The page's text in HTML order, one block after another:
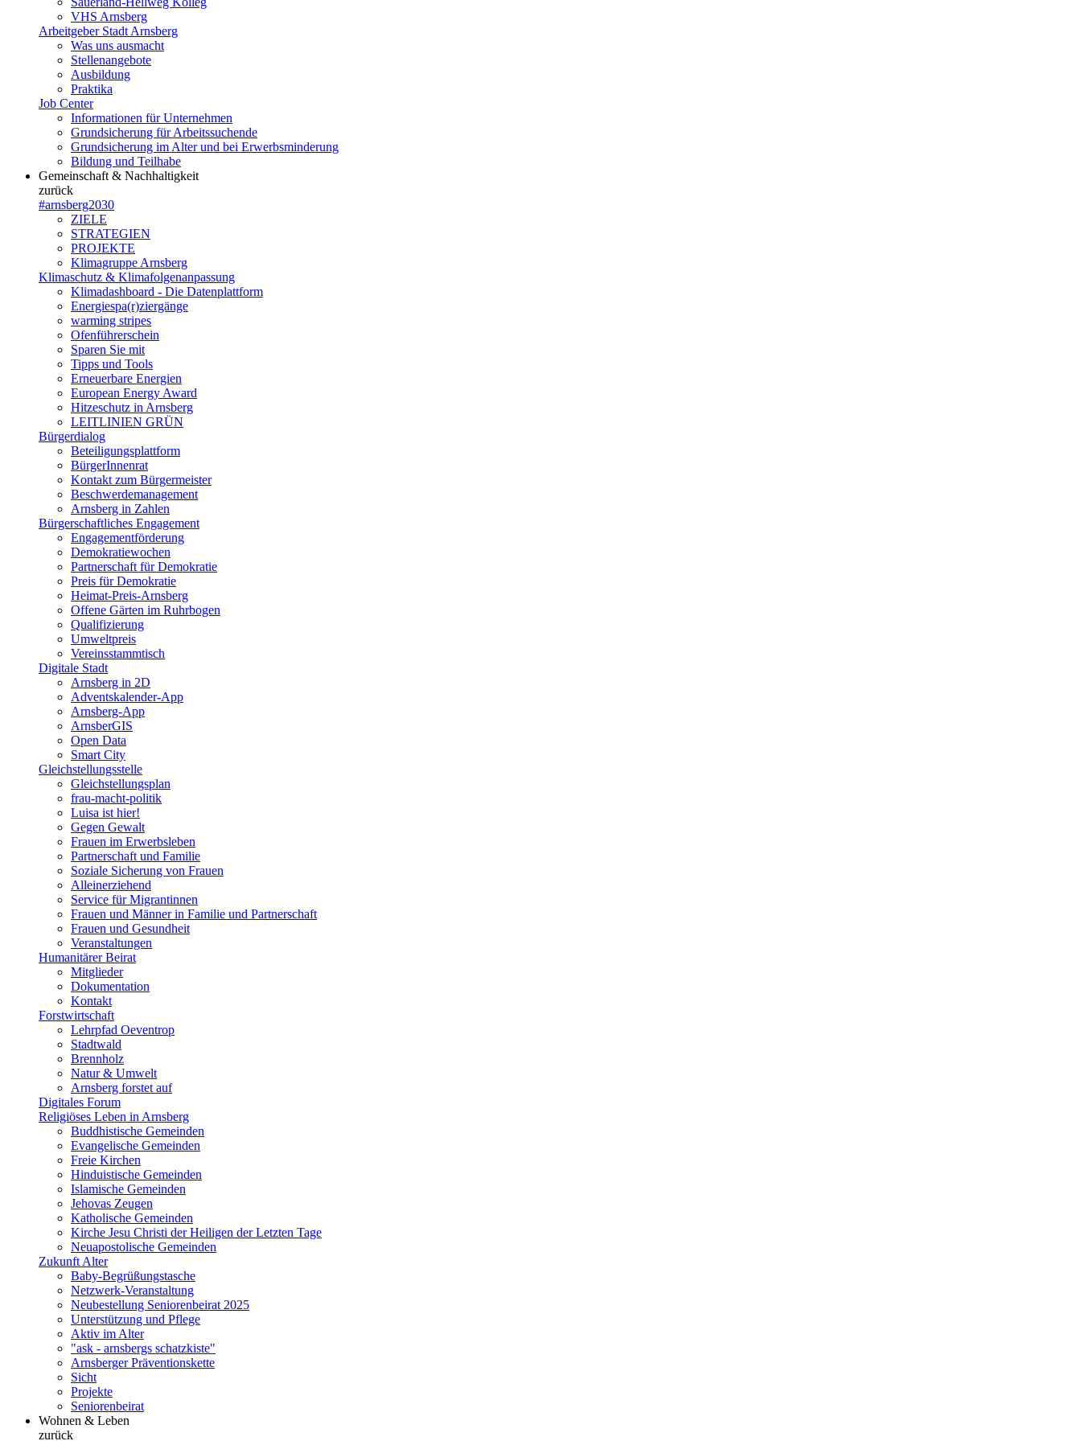
VHS Arnsberg
Arbeitgeber Stadt Arnsberg
Was uns ausmacht
Stellenangebote
Ausbildung
Praktika
Job Center
Informationen für Unternehmen
Grundsicherung für Arbeitssuchende
Grundsicherung im Alter und bei Erwerbsminderung
Bildung und Teilhabe
Gemeinschaft & Nachhaltigkeit
zurück
#arnsberg2030
ZIELE
STRATEGIEN
PROJEKTE
Klimagruppe Arnsberg
Klimaschutz & Klimafolgenanpassung
Klimadashboard - Die Datenplattform
Energiespa(r)ziergänge
warming stripes
Ofenführerschein
Sparen Sie mit
Tipps und Tools
Erneuerbare Energien
European Energy Award
Hitzeschutz in Arnsberg
LEITLINIEN GRÜN
Bürgerdialog
Beteiligungsplattform
BürgerInnenrat
Kontakt zum Bürgermeister
Beschwerdemanagement
Arnsberg in Zahlen
Bürgerschaftliches Engagement
Engagementförderung
Demokratiewochen
Partnerschaft für Demokratie
Preis für Demokratie
Heimat-Preis-Arnsberg
Offene Gärten im Ruhrbogen
Qualifizierung
Umweltpreis
Vereinsstammtisch
Digitale Stadt
Arnsberg in 2D
Adventskalender-App
Arnsberg-App
ArnsberGIS
Open Data
Smart City
Gleichstellungsstelle
Gleichstellungsplan
frau-macht-politik
Luisa ist hier!
Gegen Gewalt
Frauen im Erwerbsleben
Partnerschaft und Familie
Soziale Sicherung von Frauen
Alleinerziehend
Service für Migrantinnen
Frauen und Männer in Familie und Partnerschaft
Frauen und Gesundheit
Veranstaltungen
Humanitärer Beirat
Mitglieder
Dokumentation
Kontakt
Forstwirtschaft
Lehrpfad Oeventrop
Stadtwald
Brennholz
Natur & Umwelt
Arnsberg forstet auf
Digitales Forum
Religiöses Leben in Arnsberg
Buddhistische Gemeinden
Evangelische Gemeinden
Freie Kirchen
Hinduistische Gemeinden
Islamische Gemeinden
Jehovas Zeugen
Katholische Gemeinden
Kirche Jesu Christi der Heiligen der Letzten Tage
Neuapostolische Gemeinden
Zukunft Alter
Baby-Begrüßungstasche
Netzwerk-Veranstaltung
Neubestellung Seniorenbeirat 2025
Unterstützung und Pflege
Aktiv im Alter
"ask - arnsbergs schatzkiste"
Arnsberger Präventionskette
Sicht
Projekte
Seniorenbeirat
Wohnen & Leben
zurück